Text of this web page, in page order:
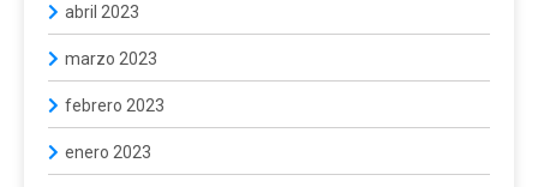
abril 2023
marzo 2023
febrero 2023
enero 2023